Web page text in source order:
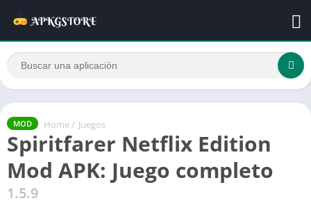
MOD Home / Juegos
Spiritfarer Netflix Edition
Mod APK: Juego completo
1.5.9